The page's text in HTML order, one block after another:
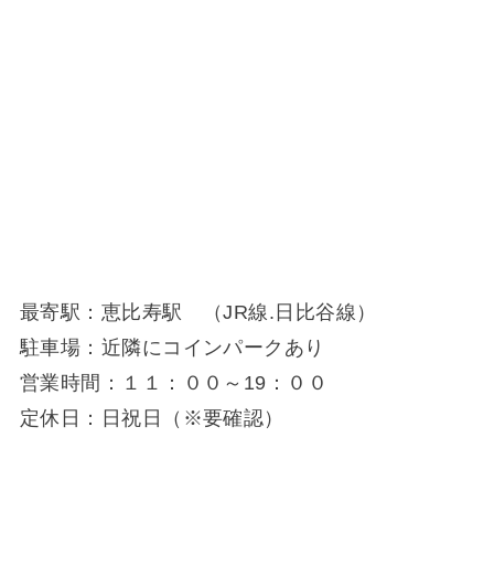
最寄駅：恵比寿駅 （JR線.日比谷線）
駐車場：近隣にコインパークあり
営業時間：１１：００～19：００
定休日：日祝日（※要確認）